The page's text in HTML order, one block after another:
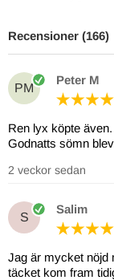
Recensioner (166)
PM
Peter M
Ren lyx köpte
Godnatts sömn
2 veckor sedan
S
Salim
Jag är mycket nöjd
täcket kom fram